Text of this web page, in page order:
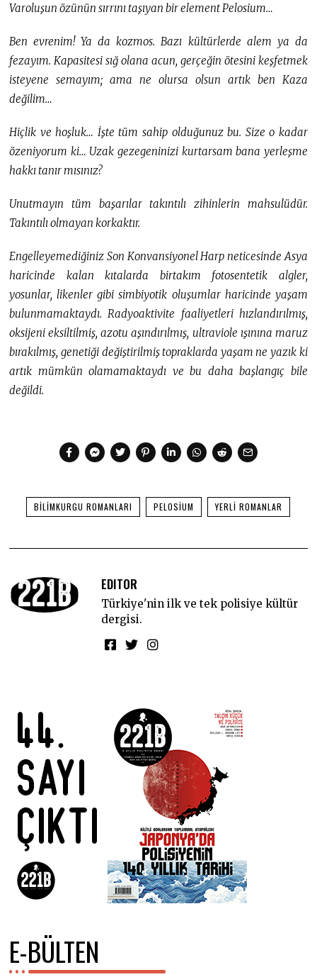
Varoluşun özünün sırrını taşıyan bir element Pelosium…
Ben evrenim! Ya da kozmos. Bazı kültürlerde alem ya da
fezayım. Kapasitesi sığ olana acun, gerçeğin ötesini keşfetmek
isteyene semayım; ama ne olursa olsun artık ben Kaza
değilim…
Hiçlik ve hoşluk… İşte tüm sahip olduğunuz bu. Size o kadar
özeniyorum ki… Uzak gezegeninizi kurtarsam bana yerleşme
hakkı tanır mısınız?
Unutmayın tüm başarılar takıntılı zihinlerin mahsulüdür.
Takıntılı olmayan korkaktır.
Engelleyemediğiniz Son Konvansiyonel Harp neticesinde Asya
haricinde kalan kıtalarda birtakım fotosentetik algler,
yosunlar, likenler gibi simbiyotik oluşumlar haricinde yaşam
bulunmamaktaydı. Radyoaktivite faaliyetleri hızlandırılmış,
oksijeni eksiltilmiş, azotu aşındırılmış, ultraviole ışınına maruz
bırakılmış, genetiği değiştirilmiş topraklarda yaşam ne yazık ki
artık mümkün olamamaktaydı ve bu daha başlangıç bile
değildi.
BILIMKURGU ROMANLARI PELOSIUM YERLI ROMANLAR
EDITOR
Türkiye'nin ilk ve tek polisiye kültür
dergisi.
E-BÜLTEN